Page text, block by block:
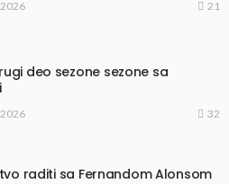
21
deo sezone sezone sa
32
raditi sa Fernandom Alonsom